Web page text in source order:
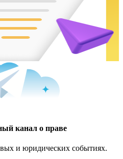
канал о праве
и юридических событиях.